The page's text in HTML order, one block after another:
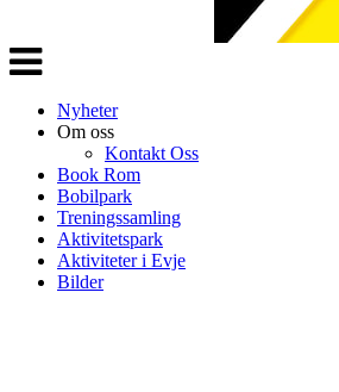
Veksle
navigasjon
Nyheter
Om oss
Kontakt Oss
Book Rom
Bobilpark
Treningssamling
Aktivitetspark
Aktiviteter i Evje
Bilder